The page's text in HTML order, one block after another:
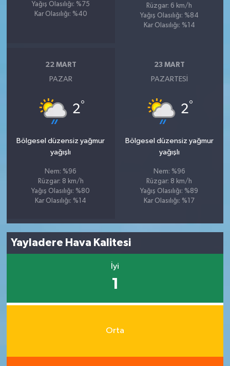
Yağış Olasılığı: %75
Kar Olasılığı: %40
Rüzgar: 6 km/h
Yağış Olasılığı: %84
Kar Olasılığı: %14
22 MART
PAZAR
2°
Bölgesel düzensiz yağmur
yağışlı
Nem: %96
Rüzgar: 8 km/h
Yağış Olasılığı: %80
Kar Olasılığı: %14
23 MART
PAZARTESI
2°
Bölgesel düzensiz yağmur
yağışlı
Nem: %96
Rüzgar: 8 km/h
Yağış Olasılığı: %89
Kar Olasılığı: %17
Yayladere Hava Kalitesi
İyi
1
Orta